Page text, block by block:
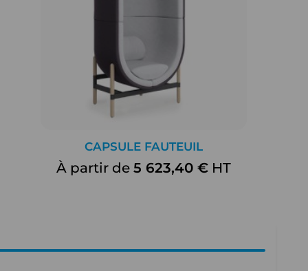
CAPSULE FAUTEUIL
À partir de 5 623,40 €HT